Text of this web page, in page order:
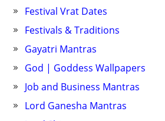
Festival Vrat Dates
Festivals & Traditions
Gayatri Mantras
God | Goddess Wallpapers
Job and Business Mantras
Lord Ganesha Mantras